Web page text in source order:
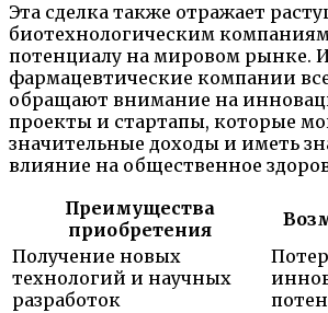
Эта сделка также отражает
биотехнологическим
потенциалу на мировом рынке.
фармацевтические компании
обращают внимание на
проекты и стартапы, которые
значительные доходы и иметь
влияние на общественное
Преимущества
приобретения
Получение новых
технологий и научных
разработок